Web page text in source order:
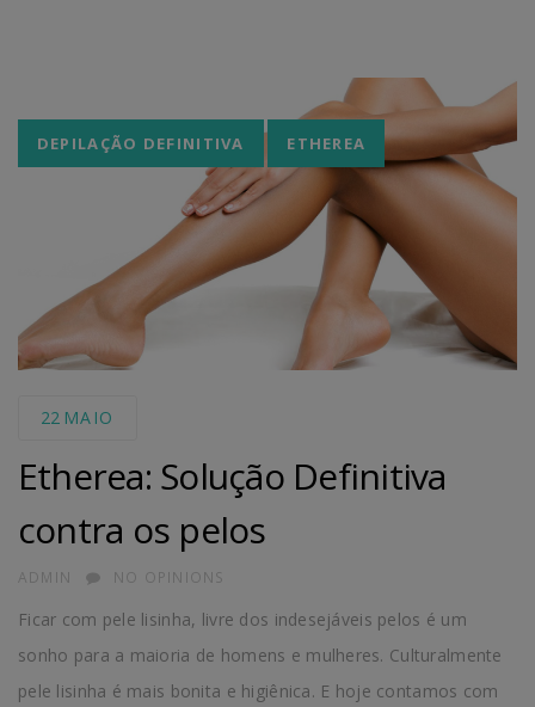
Tags
DEPILAÇÃO DEFINITIVA ETHEREA
22 MAIO
Etherea: Solução Definitiva
contra os pelos
AUTHOR
ADMIN NO OPINIONS
Ficar com pele lisinha, livre dos indesejáveis pelos é um
sonho para a maioria de homens e mulheres. Culturalmente
pele lisinha é mais bonita e higiênica. E hoje contamos com